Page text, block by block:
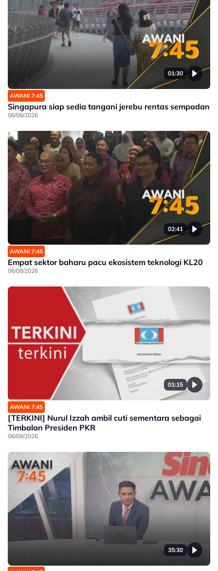
01:30
AWANI 7:45
Singapura siap sedia tangani jerebu rentas sempadan
06/08/2026
02:41
AWANI 7:45
Empat sektor baharu pacu ekosistem teknologi KL20
06/08/2026
01:15
AWANI 7:45
[TERKINI] Nurul Izzah ambil cuti sementara sebagai
Timbalan Presiden PKR
06/08/2026
35:30